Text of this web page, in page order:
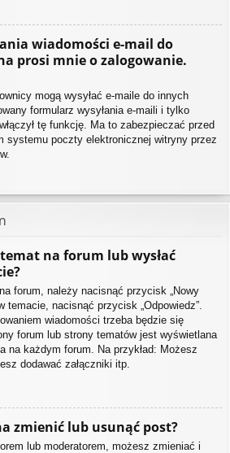
wiadomości e-mail do
prosi mnie o zalogowanie.
mogą wysyłać e-maile do innych
formularz wysyłania e-maili i tylko
tę funkcję. Ma to zabezpieczać przed
systemu poczty elektronicznej witryny przez
na forum lub wysłać
forum, należy nacisnąć przycisk „Nowy
temacie, nacisnąć przycisk „Odpowiedz”.
wiadomości trzeba będzie się
forum lub strony tematów jest wyświetlana
na każdym forum. Na przykład: Możesz
dodawać załączniki itp.
zmienić lub usunąć post?
lub moderatorem, możesz zmieniać i